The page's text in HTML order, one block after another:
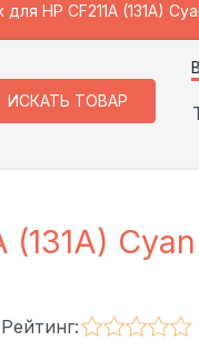
HP CF211A (131A)
(131A) Cyan
Рейтинг: